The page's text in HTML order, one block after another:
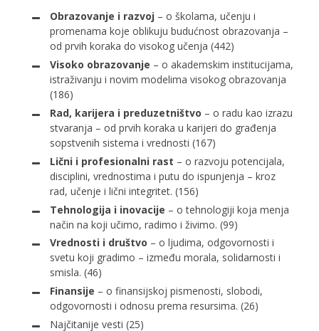
Obrazovanje i razvoj – o školama, učenju i
promenama koje oblikuju budućnost obrazovanja –
od prvih koraka do visokog učenja (442)
Visoko obrazovanje – o akademskim institucijama,
istraživanju i novim modelima visokog obrazovanja
(186)
Rad, karijera i preduzetništvo – o radu kao izrazu
stvaranja – od prvih koraka u karijeri do građenja
sopstvenih sistema i vrednosti (167)
Lični i profesionalni rast – o razvoju potencijala,
disciplini, vrednostima i putu do ispunjenja – kroz
rad, učenje i lični integritet. (156)
Tehnologija i inovacije – o tehnologiji koja menja
način na koji učimo, radimo i živimo. (99)
Vrednosti i društvo – o ljudima, odgovornosti i
svetu koji gradimo – između morala, solidarnosti i
smisla. (46)
Finansije – o finansijskoj pismenosti, slobodi,
odgovornosti i odnosu prema resursima. (26)
Najčitanije vesti (25)